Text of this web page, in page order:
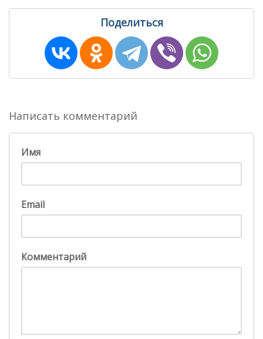
Поделиться
Написать комментарий
Имя
Email
Комментарий